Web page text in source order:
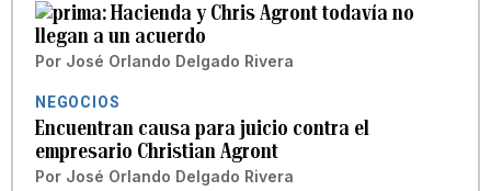
Hacienda y Chris Agront todavía no
llegan a un acuerdo
Por José Orlando Delgado Rivera
NEGOCIOS
Encuentran causa para juicio contra el
empresario Christian Agront
Por José Orlando Delgado Rivera